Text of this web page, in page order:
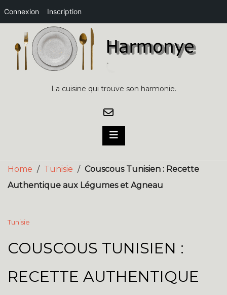
Connexion Inscription
content
La cuisine qui trouve son harmonie.
Home / Tunisie / Couscous Tunisien : Recette
Authentique aux Légumes et Agneau
Tunisie
COUSCOUS TUNISIEN :
RECETTE AUTHENTIQUE